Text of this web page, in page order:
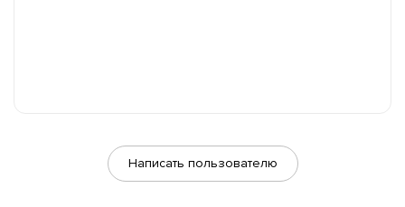
Написать пользователю